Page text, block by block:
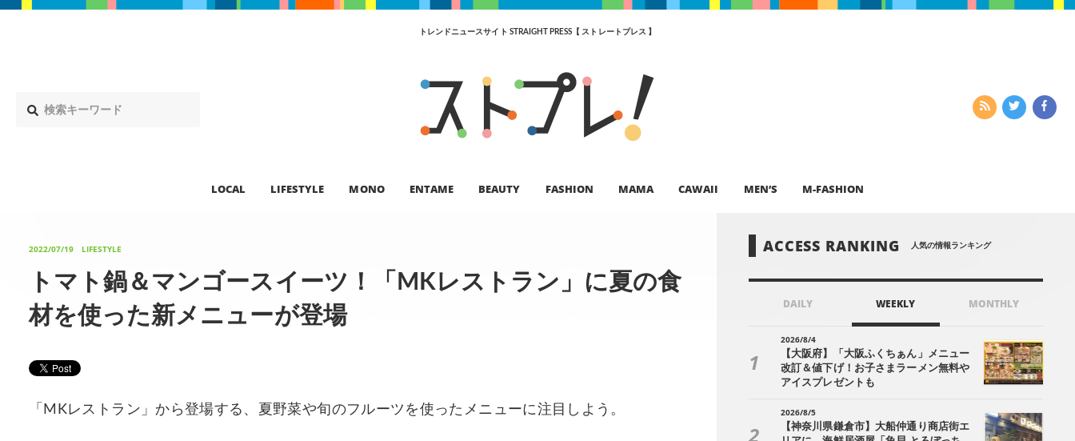
トレンドニュースサイト STRAIGHT PRESS【 ストレートプレス 】
LOCAL LIFESTYLE MONO ENTAME BEAUTY FASHION MAMA CAWAII MEN’S M-FASHION
2022/07/19 LIFESTYLE
トマト鍋＆マンゴースイーツ！「MKレストラン」に夏の食
材を使った新メニューが登場
「MKレストラン」から登場する、夏野菜や旬のフルーツを使ったメニューに注目しよう。
ACCESS RANKING 人気の情報ランキング
DAILY WEEKLY MONTHLY
2026/8/4
【大阪府】「大阪ふくちぁん」メニュー
改訂＆値下げ！お子さまラーメン無料や
アイスプレゼントも
2026/8/5
【神奈川県鎌倉市】大船仲通り商店街エ